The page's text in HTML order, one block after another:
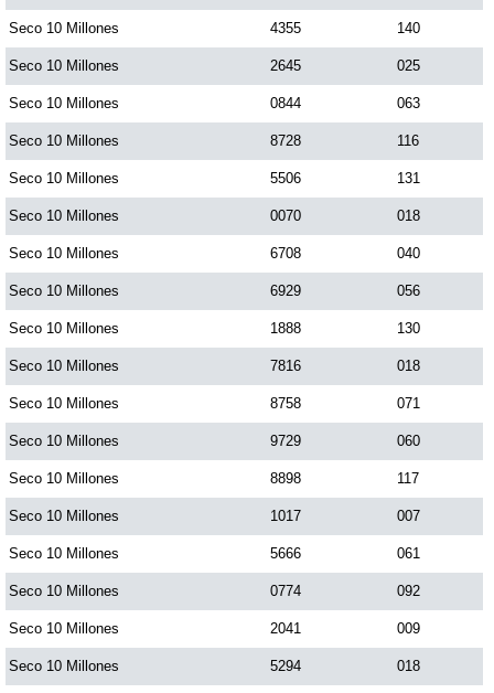
Seco 10 Millones 4355 140
Seco 10 Millones 2645 025
Seco 10 Millones 0844 063
Seco 10 Millones 8728 116
Seco 10 Millones 5506 131
Seco 10 Millones 0070 018
Seco 10 Millones 6708 040
Seco 10 Millones 6929 056
Seco 10 Millones 1888 130
Seco 10 Millones 7816 018
Seco 10 Millones 8758 071
Seco 10 Millones 9729 060
Seco 10 Millones 8898 117
Seco 10 Millones 1017 007
Seco 10 Millones 5666 061
Seco 10 Millones 0774 092
Seco 10 Millones 2041 009
Seco 10 Millones 5294 018